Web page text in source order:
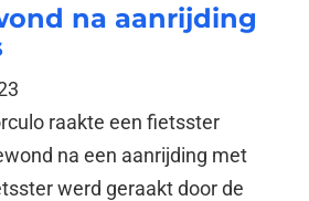
na aanrijding
raakte een fietsster
na een aanrijding met
werd geraakt door de